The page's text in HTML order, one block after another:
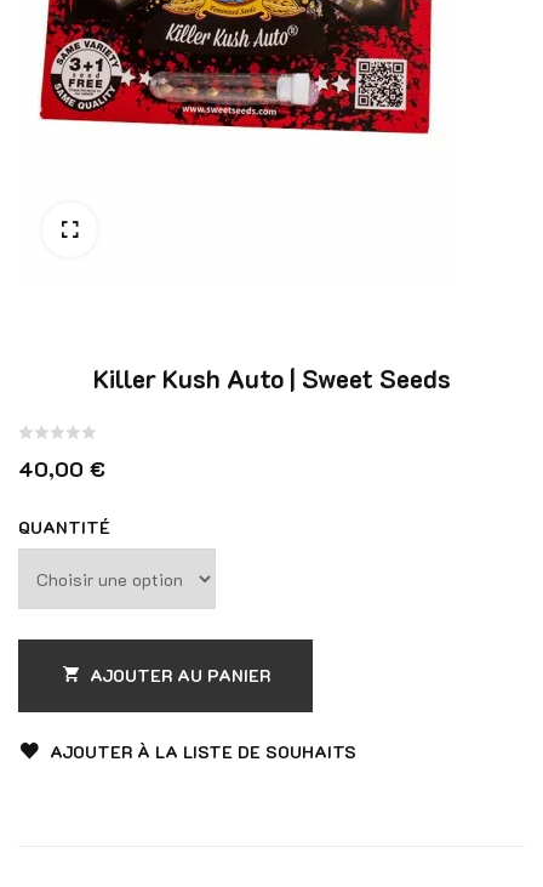
Killer Kush Auto | Sweet Seeds
Note
sur
40,00 €
QUANTITÉ
AJOUTER AU PANIER
AJOUTER À LA LISTE DE SOUHAITS